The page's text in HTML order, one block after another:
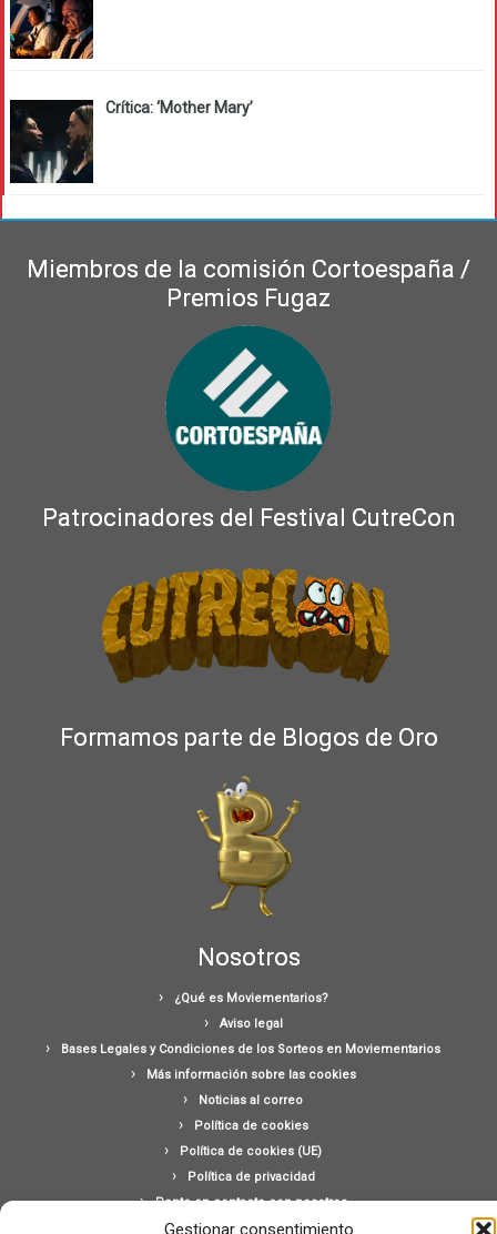
Gestionar consentimiento
Crítica: ‘Mother Mary’
Miembros de la comisión Cortoespaña /
Premios Fugaz
Patrocinadores del Festival CutreCon
Formamos parte de Blogos de Oro
Nosotros
¿Qué es Moviementarios?
Aviso legal
Bases Legales y Condiciones de los Sorteos en Moviementarios
Más información sobre las cookies
Noticias al correo
Política de cookies
Política de cookies (UE)
Política de privacidad
Ponte en contacto con nosotros